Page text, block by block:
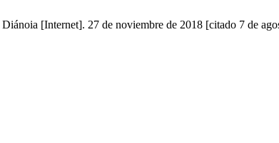
[Internet]. 27 de noviembre de 2018 [citado 7 de